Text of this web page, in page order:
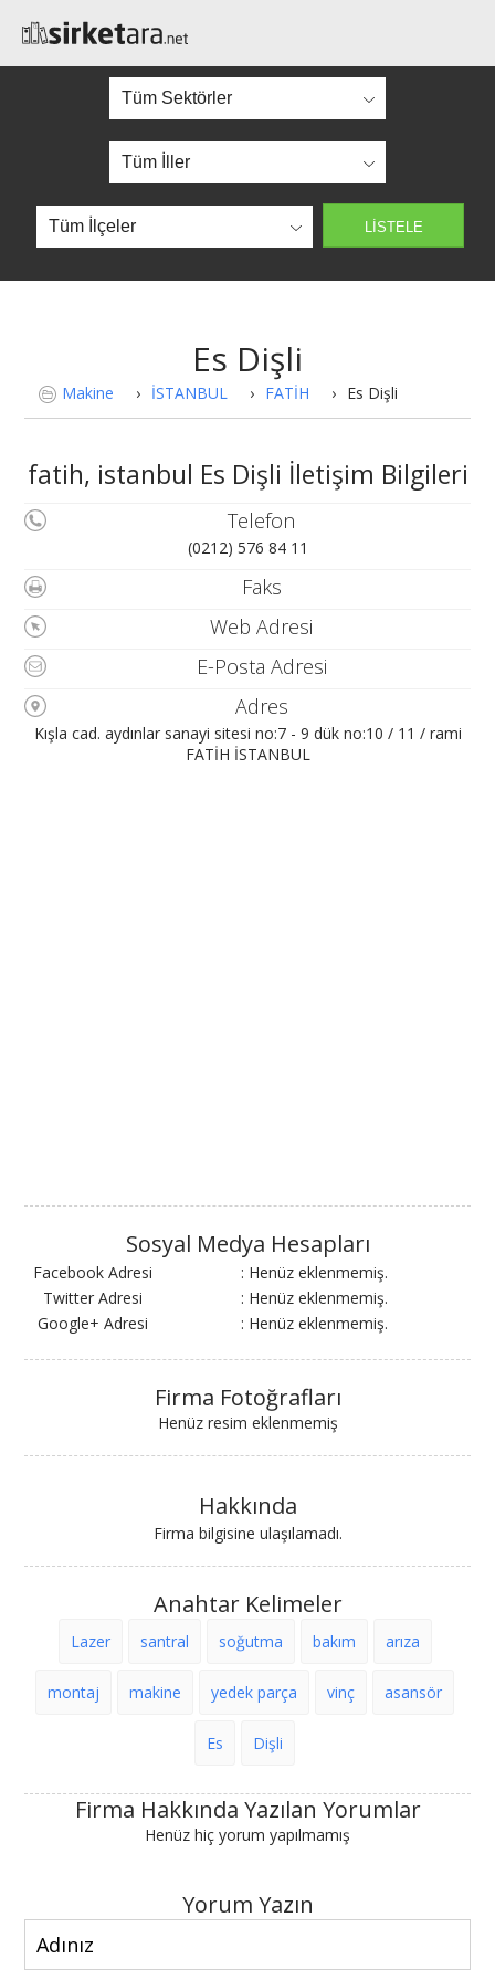
Es Dişli
Makine › İSTANBUL › FATİH › Es Dişli
fatih, istanbul Es Dişli İletişim Bilgileri
Telefon
(0212) 576 84 11
Faks
Web Adresi
E-Posta Adresi
Adres
Kışla cad. aydınlar sanayi sitesi no:7 - 9 dük no:10 / 11 / rami
FATİH İSTANBUL
Sosyal Medya Hesapları
Facebook Adresi
: Henüz eklenmemiş.
Twitter Adresi
: Henüz eklenmemiş.
Google+ Adresi
: Henüz eklenmemiş.
Firma Fotoğrafları
Henüz resim eklenmemiş
Hakkında
Firma bilgisine ulaşılamadı.
Anahtar Kelimeler
Lazer santral soğutma bakım arıza
montaj makine yedek parça vinç asansör
Es Dişli
Firma Hakkında Yazılan Yorumlar
Henüz hiç yorum yapılmamış
Yorum Yazın